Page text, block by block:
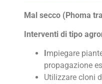
Mal secco (Phoma
Interventi di tipo
mpiegare
propagazione
Utilizzare cloni